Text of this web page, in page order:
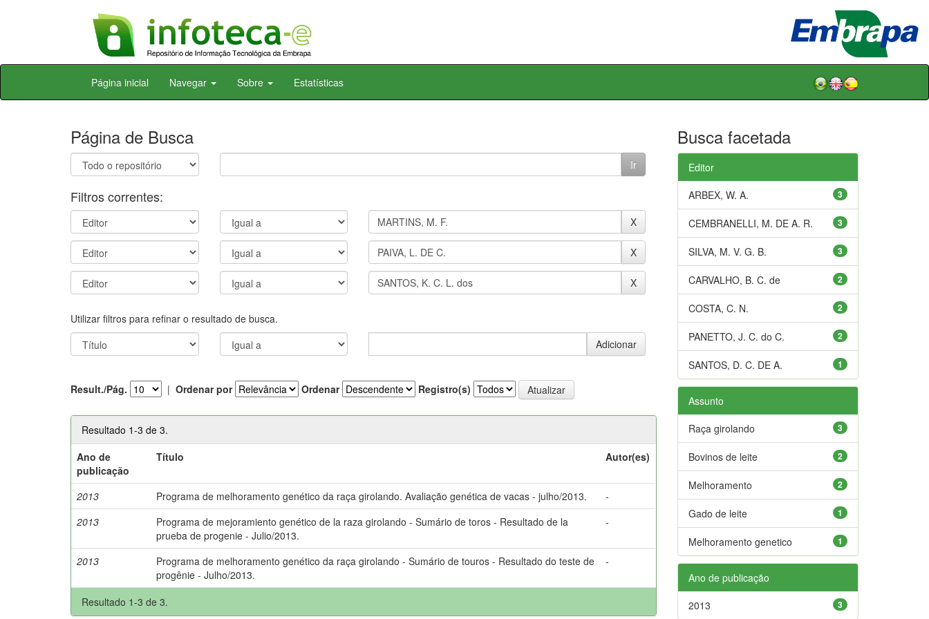
Skip
Página inicial Navegar Sobre Estatísticas
Página de Busca
Filtros correntes:
Utilizar filtros para refinar o resultado de busca.
Result./Pág. | Ordenar por Ordenar Registro(s)
Resultado 1-3 de 3.
Ano de
publicação
Título Autor(es)
2013 Programa de melhoramento genético da raça girolando. Avaliação genética de vacas - julho/2013.
-
2013
Programa de mejoramiento genético de la raza girolando - Sumário de toros - Resultado de la
prueba de progenie - Julio/2013.
-
2013
Programa de melhoramento genético da raça girolando - Sumário de touros - Resultado do teste de
progênie - Julho/2013.
-
Resultado 1-3 de 3.
Busca facetada
Editor
3
ARBEX, W. A.
3
CEMBRANELLI, M. DE A. R.
3
SILVA, M. V. G. B.
2
CARVALHO, B. C. de
2
COSTA, C. N.
2
PANETTO, J. C. do C.
1
SANTOS, D. C. DE A.
Assunto
3
Raça girolando
2
Bovinos de leite
2
Melhoramento
1
Gado de leite
1
Melhoramento genetico
Ano de publicação
3
2013